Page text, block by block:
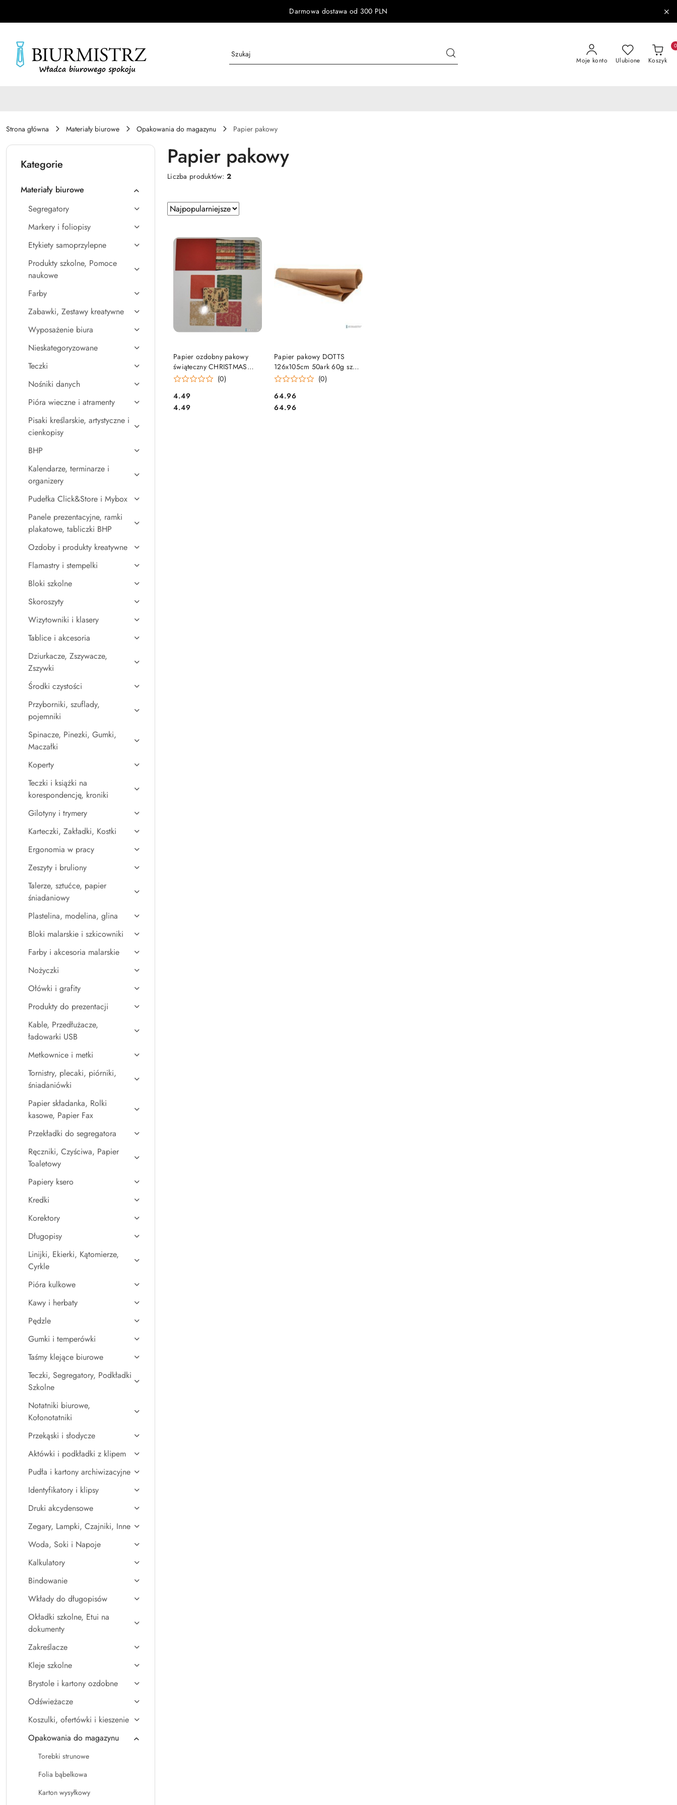
Darmowa dostawa od 300 PLN
Moje konto Ulubione Koszyk
0
Strona główna Materiały biurowe Opakowania do magazynu Papier pakowy
Kategorie
Materiały biurowe
Segregatory
Markery i foliopisy
Etykiety samoprzylepne
Produkty szkolne, Pomoce
naukowe
Farby
Zabawki, Zestawy kreatywne
Wyposażenie biura
Nieskategoryzowane
Teczki
Nośniki danych
Pióra wieczne i atramenty
Pisaki kreślarskie, artystyczne i
cienkopisy
BHP
Kalendarze, terminarze i
organizery
Pudełka Click&Store i Mybox
Panele prezentacyjne, ramki
plakatowe, tabliczki BHP
Ozdoby i produkty kreatywne
Flamastry i stempelki
Bloki szkolne
Skoroszyty
Wizytowniki i klasery
Tablice i akcesoria
Dziurkacze, Zszywacze,
Zszywki
Środki czystości
Przyborniki, szuflady,
pojemniki
Spinacze, Pinezki, Gumki,
Maczałki
Koperty
Teczki i książki na
korespondencję, kroniki
Gilotyny i trymery
Karteczki, Zakładki, Kostki
Ergonomia w pracy
Zeszyty i bruliony
Talerze, sztućce, papier
śniadaniowy
Plastelina, modelina, glina
Bloki malarskie i szkicowniki
Farby i akcesoria malarskie
Nożyczki
Ołówki i grafity
Produkty do prezentacji
Kable, Przedłużacze,
ładowarki USB
Metkownice i metki
Tornistry, plecaki, piórniki,
śniadaniówki
Papier składanka, Rolki
kasowe, Papier Fax
Przekładki do segregatora
Ręczniki, Czyściwa, Papier
Toaletowy
Papiery ksero
Kredki
Korektory
Długopisy
Linijki, Ekierki, Kątomierze,
Cyrkle
Pióra kulkowe
Kawy i herbaty
Pędzle
Gumki i temperówki
Taśmy klejące biurowe
Teczki, Segregatory, Podkładki
Szkolne
Notatniki biurowe,
Kołonotatniki
Przekąski i słodycze
Aktówki i podkładki z klipem
Pudła i kartony archiwizacyjne
Identyfikatory i klipsy
Druki akcydensowe
Zegary, Lampki, Czajniki, Inne
Woda, Soki i Napoje
Kalkulatory
Bindowanie
Wkłady do długopisów
Okładki szkolne, Etui na
dokumenty
Zakreślacze
Kleje szkolne
Brystole i kartony ozdobne
Odświeżacze
Koszulki, ofertówki i kieszenie
Opakowania do magazynu
Torebki strunowe
Folia bąbelkowa
Karton wysyłkowy
Papier pakowy
Liczba produktów:2
Zastosowano
sortowanie:
Sortuj
według
Papier ozdobny pakowy
świąteczny CHRISTMAS
KRAFT mix 200X70cm
(0)
Cena:
4.49
Cena:
4.49
DO KOSZYKA
Papier pakowy DOTTS
126x105cm 50ark 60g szary
(P-048)
(0)
Cena:
64.96
Cena:
64.96
DO KOSZYKA